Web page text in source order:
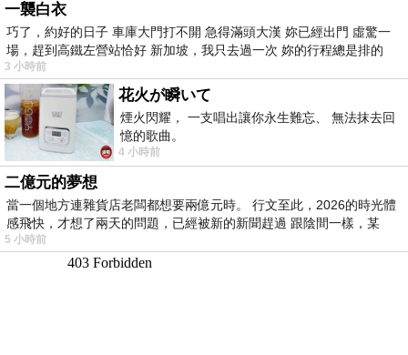
一襲白衣
巧了，約好的日子 車庫大門打不開 急得滿頭大漢 妳已經出門 虛驚一
場，趕到高鐵左營站恰好 新加坡，我只去過一次 妳的行程總是排的
3 小時前
花火が瞬いて
煙火閃耀， 一支唱出讓你永生難忘、 無法抹去回
憶的歌曲。
4 小時前
二億元的夢想
當一個地方連雜貨店老闆都想要兩億元時。 行文至此，2026的時光體
感飛快，才想了兩天的問題，已經被新的新聞趕過 跟陰間一樣，某
5 小時前